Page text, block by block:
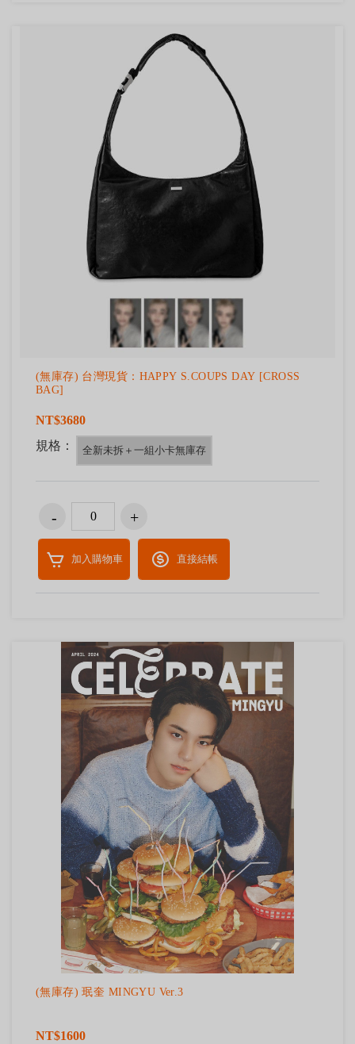
(無庫存) 台灣現貨：HAPPY S.COUPS DAY [CROSS
BAG]
NT$3680
規格：
全新未拆＋一組小卡無庫存
加入購物車 直接結帳
(無庫存) 珉奎 MINGYU Ver.3
NT$1600